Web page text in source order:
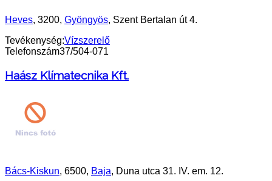
Heves, 3200, Gyöngyös, Szent Bertalan út 4.
Tevékenység:Vízszerelő
Telefonszám37/504-071
Haász Klímatecnika Kft.
Bács-Kiskun, 6500, Baja, Duna utca 31. IV. em. 12.